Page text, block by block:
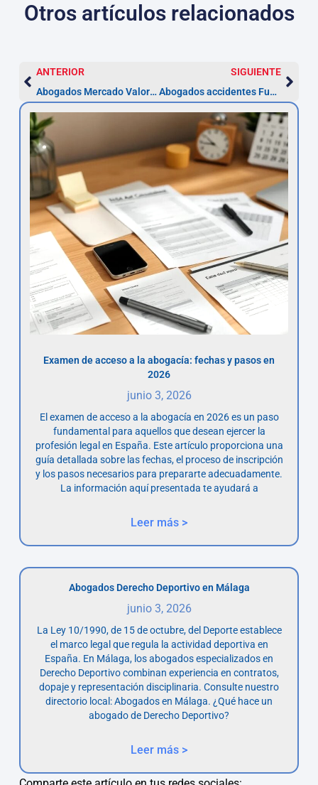
Otros artículos relacionados
ANTERIOR
Abogados Mercado Valores Fuenlabrada – Reclama en 5 años
SIGUIENTE
Abogados accidentes Fuenlabrada | Reclama en 12 meses
Examen de acceso a la abogacía: fechas y pasos en
2026
junio 3, 2026
El examen de acceso a la abogacía en 2026 es un paso
fundamental para aquellos que desean ejercer la
profesión legal en España. Este artículo proporciona una
guía detallada sobre las fechas, el proceso de inscripción
y los pasos necesarios para prepararte adecuadamente.
La información aquí presentada te ayudará a
Leer más >
Abogados Derecho Deportivo en Málaga
junio 3, 2026
La Ley 10/1990, de 15 de octubre, del Deporte establece
el marco legal que regula la actividad deportiva en
España. En Málaga, los abogados especializados en
Derecho Deportivo combinan experiencia en contratos,
dopaje y representación disciplinaria. Consulte nuestro
directorio local: Abogados en Málaga. ¿Qué hace un
abogado de Derecho Deportivo?
Leer más >